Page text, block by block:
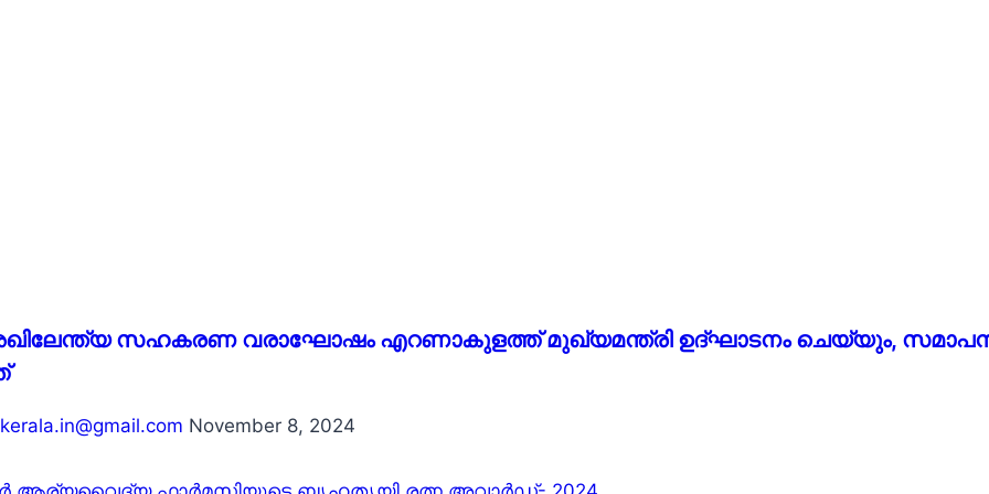
സഹകരണ വരാഘോഷം എറണാകുളത്ത് മുഖ്യമന്ത്രി ഉദ്ഘാടനം ചെയ്യും,
November 8, 2024